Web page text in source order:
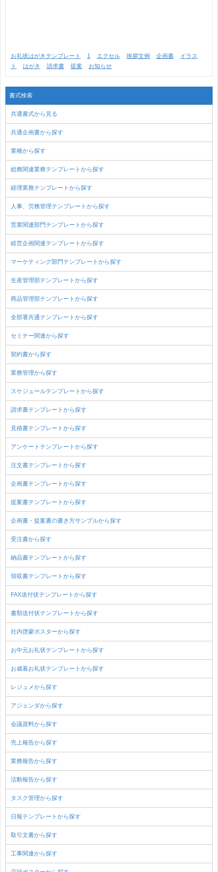
お礼状はがきテンプレート 1 エクセル 挨拶文例 企画書
イラス
ト
はがき 請求書 提案 お知らせ
書式検索
共通書式から見る
共通企画書から探す
業種から探す
総務関連業務テンプレートから探す
経理業務テンプレートから探す
人事、労務管理テンプレートから探す
営業関連部門テンプレートから探す
経営企画関連テンプレートから探す
マーケティング部門テンプレートから探す
生産管理部テンプレートから探す
商品管理部テンプレートから探す
全部署共通テンプレートから探す
セミナー関連から探す
契約書から探す
業務管理から探す
スケジュールテンプレートから探す
請求書テンプレートから探す
見積書テンプレートから探す
アンケートテンプレートから探す
注文書テンプレートから探す
企画書テンプレートから探す
提案書テンプレートから探す
企画書・提案書の書き方サンプルから探す
受注書から探す
納品書テンプレートから探す
領収書テンプレートから探す
FAX送付状テンプレートから探す
書類送付状テンプレートから探す
社内啓蒙ポスターから探す
お中元お礼状テンプレートから探す
お歳暮お礼状テンプレートから探す
レジュメから探す
アジェンダから探す
会議資料から探す
売上報告から探す
業務報告から探す
活動報告から探す
タスク管理から探す
日報テンプレートから探す
取引文書から探す
工事関連から探す